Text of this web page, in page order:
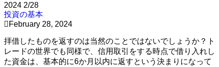
2024 2/28
投資の基本
February 28, 2024
拝借したものを返すのは当然のことではないでしょうか？ト
レードの世界でも同様で、信用取引をする時点で借り入れし
た資金は、基本的に6か月以内に返すという決まりになって